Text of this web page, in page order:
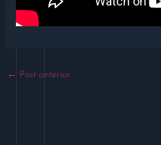
← Post anterior